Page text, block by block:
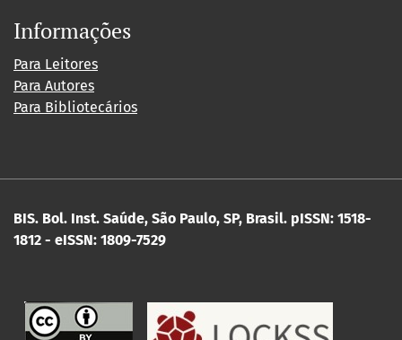
Informações
Para Leitores
Para Autores
Para Bibliotecários
BIS. Bol. Inst. Saúde, São Paulo, SP, Brasil. pISSN: 1518-
1812 - eISSN: 1809-7529